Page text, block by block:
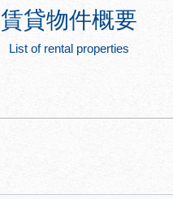
賃貸物件概要
List of rental properties